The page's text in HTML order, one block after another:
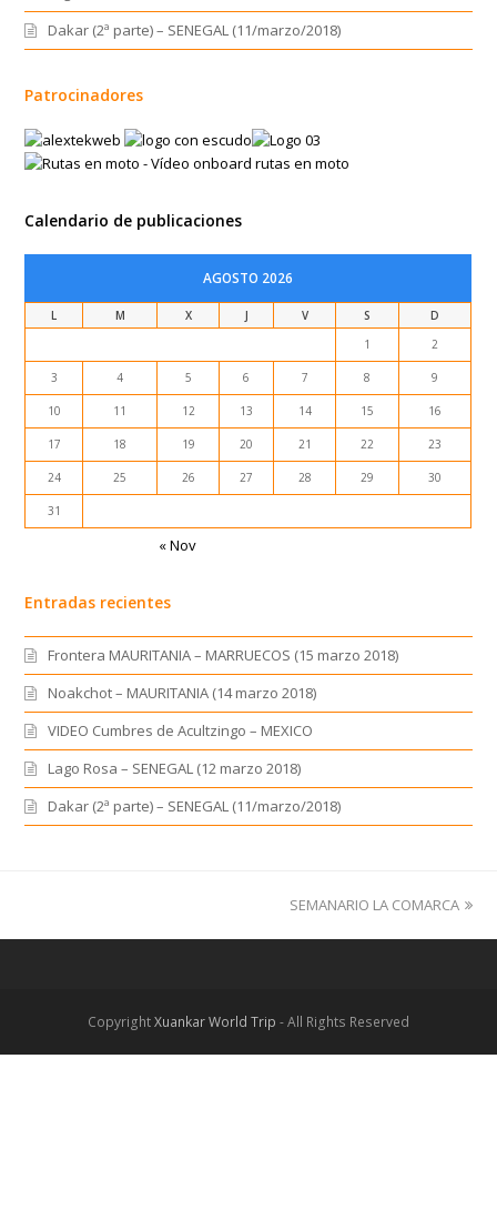
Dakar (2ª parte) – SENEGAL (11/marzo/2018)
Patrocinadores
Calendario de publicaciones
AGOSTO 2026
L M X J V S
D
1
2
3 4 5 6 7 8 9
10 11 12 13 14 15 16
17 18 19 20 21 22 23
24 25 26 27 28 29 30
31
« Nov
Entradas recientes
Frontera MAURITANIA – MARRUECOS (15 marzo 2018)
Noakchot – MAURITANIA (14 marzo 2018)
VIDEO Cumbres de Acultzingo – MEXICO
Lago Rosa – SENEGAL (12 marzo 2018)
Dakar (2ª parte) – SENEGAL (11/marzo/2018)
next
SEMANARIO LA COMARCA
CopyrightXuankar World Trip - All Rights Reserved